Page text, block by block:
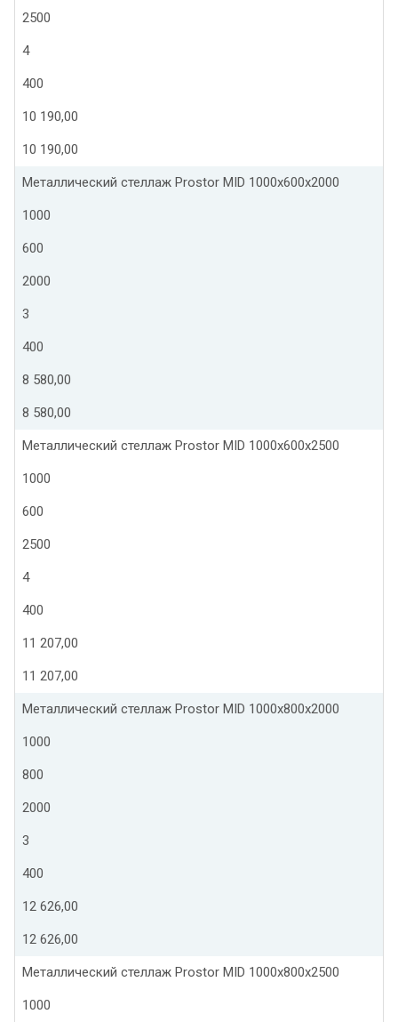
2500
4
400
10 190,00
10 190,00
Металлический стеллаж Prostor MID 1000x600x2000
1000
600
2000
3
400
8 580,00
8 580,00
Металлический стеллаж Prostor MID 1000x600x2500
1000
600
2500
4
400
11 207,00
11 207,00
Металлический стеллаж Prostor MID 1000x800x2000
1000
800
2000
3
400
12 626,00
12 626,00
Металлический стеллаж Prostor MID 1000x800x2500
1000